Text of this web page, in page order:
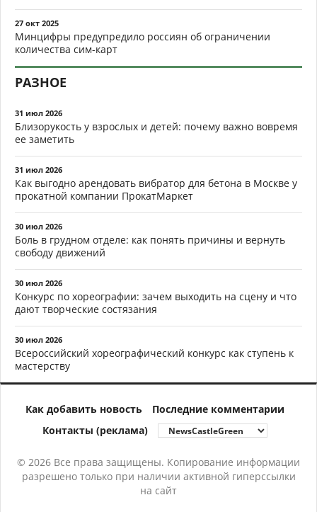
27 окт 2025
Минцифры предупредило россиян об ограничении
количества сим-карт
РАЗНОЕ
31 июл 2026
Близорукость у взрослых и детей: почему важно вовремя
ее заметить
31 июл 2026
Как выгодно арендовать вибратор для бетона в Москве у
прокатной компании ПрокатМаркет
30 июл 2026
Боль в грудном отделе: как понять причины и вернуть
свободу движений
30 июл 2026
Конкурс по хореографии: зачем выходить на сцену и что
дают творческие состязания
30 июл 2026
Всероссийский хореографический конкурс как ступень к
мастерству
Как добавить новость
Последние комментарии
Контакты (реклама)
© 2026 Все права защищены. Копирование информации
разрешено только при наличии активной гиперссылки
на сайт